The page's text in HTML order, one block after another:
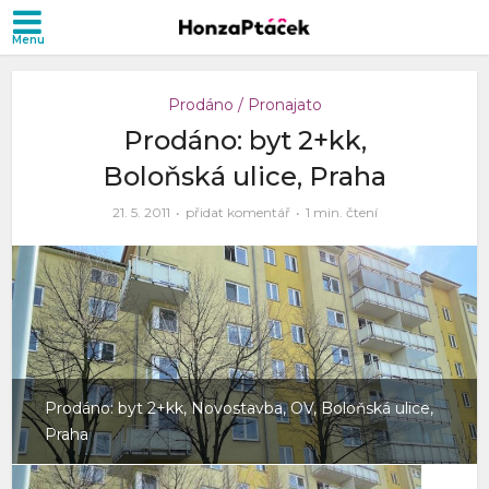
Prodáno / Pronajato
Prodáno: byt 2+kk,
Boloňská ulice, Praha
21. 5. 2011 přidat komentář 1 min. čtení
Prodáno: byt 2+kk, Novostavba, OV, Boloňská ulice,
Praha